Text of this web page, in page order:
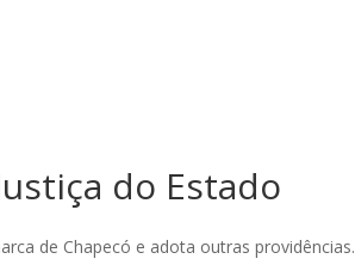
do Estado
de Chapecó e adota outras providências.